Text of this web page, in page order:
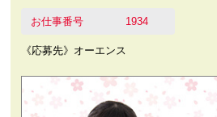
お仕事番号 1934
《応募先》オーエンス